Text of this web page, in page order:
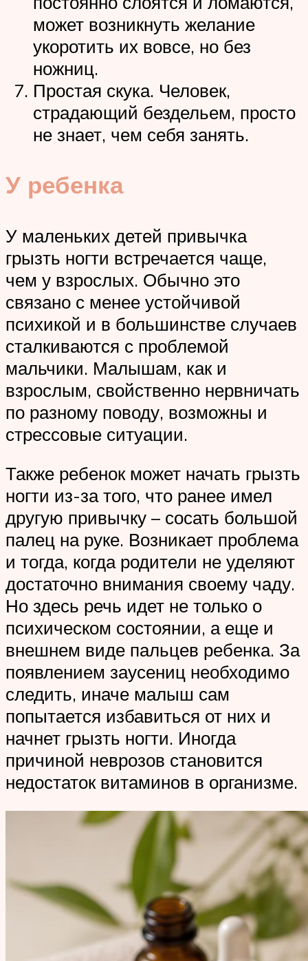
может возникнуть желание
укоротить их вовсе, но без
ножниц.
Простая скука. Человек,
страдающий бездельем, просто
не знает, чем себя занять.
У ребенка
У маленьких детей привычка
грызть ногти встречается чаще,
чем у взрослых. Обычно это
связано с менее устойчивой
психикой и в большинстве случаев
сталкиваются с проблемой
мальчики. Малышам, как и
взрослым, свойственно нервничать
по разному поводу, возможны и
стрессовые ситуации.
Также ребенок может начать грызть
ногти из-за того, что ранее имел
другую привычку – сосать большой
палец на руке. Возникает проблема
и тогда, когда родители не уделяют
достаточно внимания своему чаду.
Но здесь речь идет не только о
психическом состоянии, а еще и
внешнем виде пальцев ребенка. За
появлением заусениц необходимо
следить, иначе малыш сам
попытается избавиться от них и
начнет грызть ногти. Иногда
причиной неврозов становится
недостаток витаминов в организме.